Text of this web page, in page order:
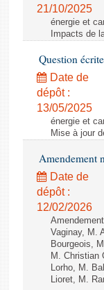
21/10/2025
énergie et
Impacts de
Question
Date de
dépôt :
13/05/2025
énergie et
Mise à jour
Amendement
Date de
dépôt :
12/02/2026
Vaginay, M.
Bourgeois,
M. Christian
Lorho, M.
Lioret, M.